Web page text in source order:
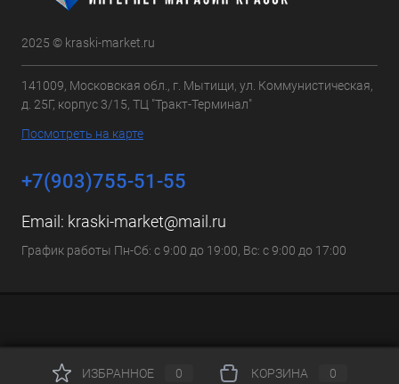
2025 © kraski-market.ru
141009, Московская обл., г. Мытищи, ул. Коммунистическая,
д. 25Г, корпус 3/15, ТЦ "Тракт-Терминал"
Посмотреть на карте
+7(903)755-51-55
Email: kraski-market@mail.ru
График работы Пн-Сб: с 9:00 до 19:00, Вс: с 9:00 до 17:00
ИЗБРАННОЕ 0 КОРЗИНА 0